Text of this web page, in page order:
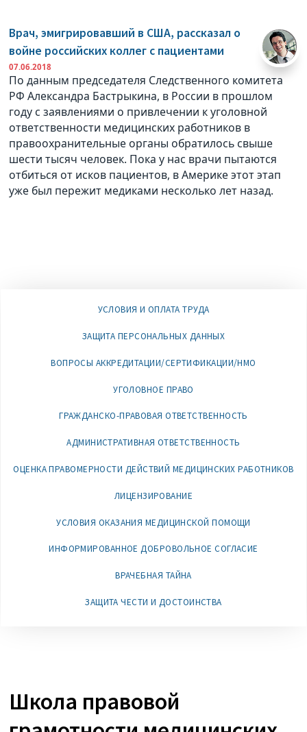
Врач, эмигрировавший в США, рассказал о
войне российских коллег с пациентами
07.06.2018
По данным председателя Следственного комитета
РФ Александра Бастрыкина, в России в прошлом
году с заявлениями о привлечении к уголовной
ответственности медицинских работников в
правоохранительные органы обратилось свыше
шести тысяч человек. Пока у нас врачи пытаются
отбиться от исков пациентов, в Америке этот этап
уже был пережит медиками несколько лет назад.
УСЛОВИЯ И ОПЛАТА ТРУДА
ЗАЩИТА ПЕРСОНАЛЬНЫХ ДАННЫХ
ВОПРОСЫ АККРЕДИТАЦИИ/СЕРТИФИКАЦИИ/НМО
УГОЛОВНОЕ ПРАВО
ГРАЖДАНСКО-ПРАВОВАЯ ОТВЕТСТВЕННОСТЬ
АДМИНИСТРАТИВНАЯ ОТВЕТСТВЕННОСТЬ
ОЦЕНКА ПРАВОМЕРНОСТИ ДЕЙСТВИЙ МЕДИЦИНСКИХ РАБОТНИКОВ
ЛИЦЕНЗИРОВАНИЕ
УСЛОВИЯ ОКАЗАНИЯ МЕДИЦИНСКОЙ ПОМОЩИ
ИНФОРМИРОВАННОЕ ДОБРОВОЛЬНОЕ СОГЛАСИЕ
ВРАЧЕБНАЯ ТАЙНА
ЗАЩИТА ЧЕСТИ И ДОСТОИНСТВА
Школа правовой